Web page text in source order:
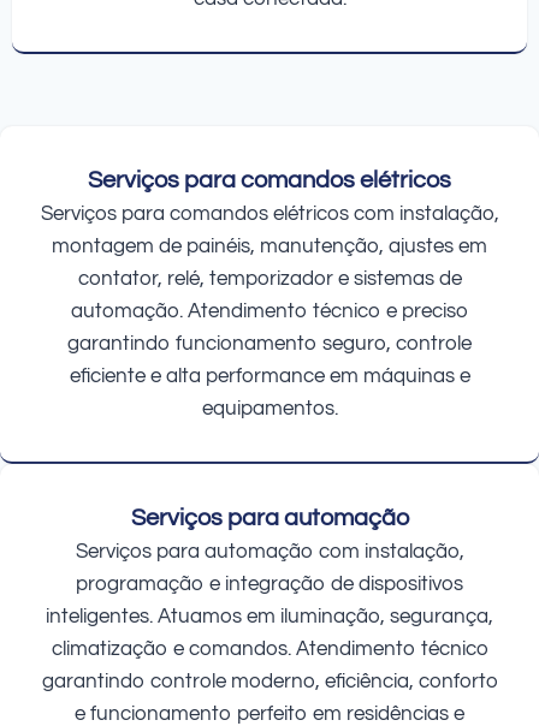
Serviços para comandos elétricos
Serviços para comandos elétricos com instalação,
montagem de painéis, manutenção, ajustes em
contator, relé, temporizador e sistemas de
automação. Atendimento técnico e preciso
garantindo funcionamento seguro, controle
eficiente e alta performance em máquinas e
equipamentos.
Serviços para automação
Serviços para automação com instalação,
programação e integração de dispositivos
inteligentes. Atuamos em iluminação, segurança,
climatização e comandos. Atendimento técnico
garantindo controle moderno, eficiência, conforto
e funcionamento perfeito em residências e